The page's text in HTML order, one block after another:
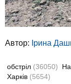
Автор: Ірина
обстріл (36050)
Харків (5654)